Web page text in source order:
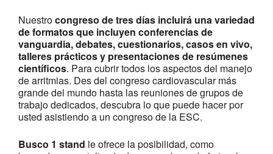
Nuestrocongreso de tres días incluirá una variedad
de formatos que incluyen conferencias de
vanguardia, debates, cuestionarios, casos en vivo,
talleres prácticos y presentaciones de resúmenes
científicos. Para cubrir todos los aspectos del manejo
de arritmias. Des del congreso cardiovascular más
grande del mundo hasta las reuniones de grupos de
trabajo dedicados, descubra lo que puede hacer por
usted asistiendo a un congreso de la ESC.
Busco 1 stand le ofrece la posibilidad, como